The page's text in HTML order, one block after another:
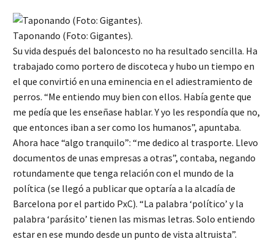
Taponando (Foto: Gigantes).
Su vida después del baloncesto no ha resultado sencilla. Ha
trabajado como portero de discoteca y hubo un tiempo en
el que convirtió en una eminencia en el adiestramiento de
perros. “Me entiendo muy bien con ellos. Había gente que
me pedía que les enseñase hablar. Y yo les respondía que no,
que entonces iban a ser como los humanos”, apuntaba.
Ahora hace “algo tranquilo”: “me dedico al trasporte. Llevo
documentos de unas empresas a otras”, contaba, negando
rotundamente que tenga relación con el mundo de la
política (se llegó a publicar que optaría a la alcadía de
Barcelona por el partido PxC). “La palabra ‘político’ y la
palabra ‘parásito’ tienen las mismas letras. Solo entiendo
estar en ese mundo desde un punto de vista altruista”.